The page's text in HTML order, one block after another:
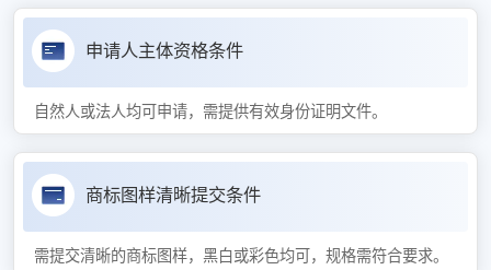
申请人主体资格条件
自然人或法人均可申请，需提供有效身份证明文件。
商标图样清晰提交条件
需提交清晰的商标图样，黑白或彩色均可，规格需符合要求。